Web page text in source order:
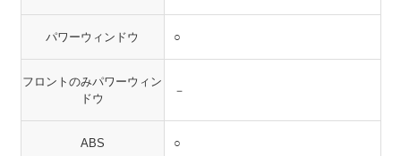
パワーウィンドウ ○
フロントのみパワーウィン
ドウ
－
ABS ○